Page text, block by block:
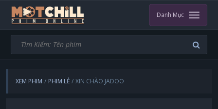
Danh Mục
XEM PHIM PHIM LẺ XIN CHÀO JADOO